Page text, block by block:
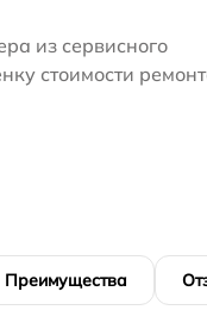
из сервисного
стоимости
Преимущества